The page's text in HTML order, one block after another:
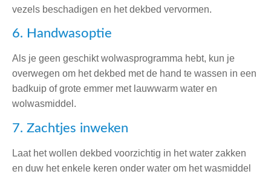
vezels beschadigen en het dekbed vervormen.
6. Handwasoptie
Als je geen geschikt wolwasprogramma hebt, kun je
overwegen om het dekbed met de hand te wassen in een
badkuip of grote emmer met lauwwarm water en
wolwasmiddel.
7. Zachtjes inweken
Laat het wollen dekbed voorzichtig in het water zakken
en duw het enkele keren onder water om het wasmiddel